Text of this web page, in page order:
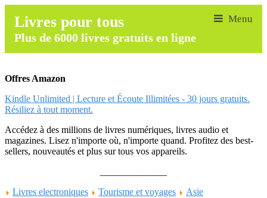
Livres pour tous
Plus de 6000 livres gratuits en ligne
Offres Amazon
Kindle Unlimited | Lecture et Écoute Illimitées - 30 jours gratuits.
Résiliez à tout moment.
Accédez à des millions de livres numériques, livres audio et
magazines. Lisez n'importe où, n'importe quand. Profitez des best-
sellers, nouveautés et plus sur tous vos appareils.
Livres electroniques
Tourisme et voyages
Asie